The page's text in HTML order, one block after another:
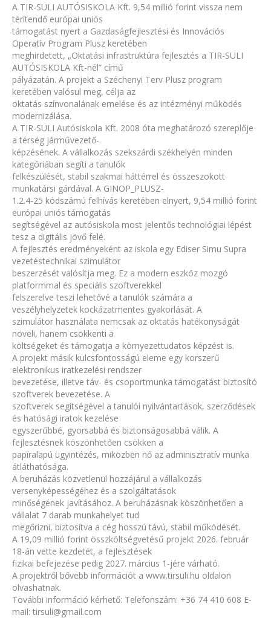
A TIR-SULI AUTÓSISKOLA Kft. 9,54 millió forint vissza nem
térítendő európai uniós
támogatást nyert a Gazdaságfejlesztési és Innovációs
Operatív Program Plusz keretében
meghirdetett, „Oktatási infrastruktúra fejlesztés a TIR-SULI
AUTÓSISKOLA Kft-nél” című
pályázatán. A projekt a Széchenyi Terv Plusz program
keretében valósul meg, célja az
oktatás színvonalának emelése és az intézményi működés
modernizálása.
A TIR-SULI Autósiskola Kft. 2008 óta meghatározó szereplője
a térség járművezető-
képzésének. A vállalkozás szekszárdi székhelyén minden
kategóriában segíti a tanulók
felkészülését, stabil szakmai háttérrel és összeszokott
munkatársi gárdával. A GINOP_PLUSZ-
1.2.4-25 kódszámú felhívás keretében elnyert, 9,54 millió forint
európai uniós támogatás
segítségével az autósiskola most jelentős technológiai lépést
tesz a digitális jövő felé.
A fejlesztés eredményeként az iskola egy Ediser Simu Supra
vezetéstechnikai szimulátor
beszerzését valósítja meg. Ez a modern eszköz mozgó
platformmal és speciális szoftverekkel
felszerelve teszi lehetővé a tanulók számára a
veszélyhelyzetek kockázatmentes gyakorlását. A
szimulátor használata nemcsak az oktatás hatékonyságát
növeli, hanem csökkenti a
költségeket és támogatja a környezettudatos képzést is.
A projekt másik kulcsfontosságú eleme egy korszerű
elektronikus iratkezelési rendszer
bevezetése, illetve táv- és csoportmunka támogatást biztosító
szoftverek bevezetése. A
szoftverek segítségével a tanulói nyilvántartások, szerződések
és hatósági iratok kezelése
egyszerűbbé, gyorsabbá és biztonságosabbá válik. A
fejlesztésnek köszönhetően csökken a
papíralapú ügyintézés, miközben nő az adminisztratív munka
átláthatósága.
A beruházás közvetlenül hozzájárul a vállalkozás
versenyképességéhez és a szolgáltatások
minőségének javításához. A beruházásnak köszönhetően a
vállalat 7 darab munkahelyet tud
megőrizni, biztosítva a cég hosszú távú, stabil működését.
A 19,09 millió forint összköltségvetésű projekt 2026. február
18-án vette kezdetét, a fejlesztések
fizikai befejezése pedig 2027. március 1-jére várható.
A projektről bővebb információt a www.tirsuli.hu oldalon
olvashatnak.
További információ kérhető: Telefonszám: +36 74 410 608 E-
mail: tirsuli@gmail.com